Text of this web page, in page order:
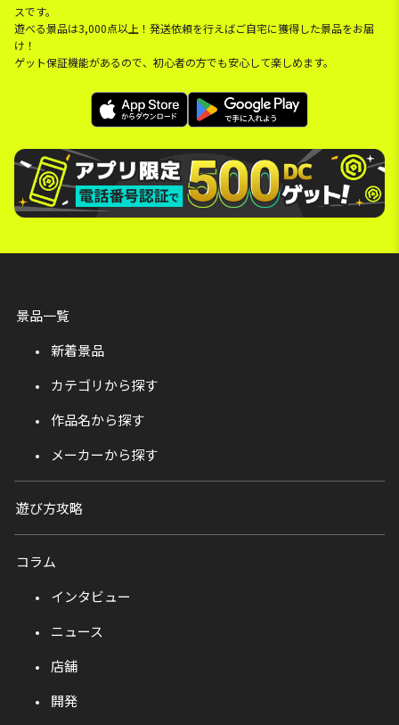
スです。
遊べる景品は3,000点以上！発送依頼を行えばご自宅に獲得した景品をお届
け！
ゲット保証機能があるので、初心者の方でも安心して楽しめます。
景品一覧
新着景品
カテゴリから探す
作品名から探す
メーカーから探す
遊び方攻略
コラム
インタビュー
ニュース
店舗
開発